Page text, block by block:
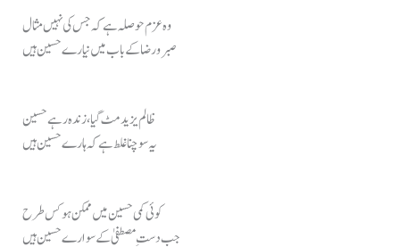
وہ عزم حوصلہ ہے کہ جس کی نہیں مثال
صبر و رضا کے باب میں نیارے حسین ہیں
ظالم یزید مٹ گیا، زندہ رہے حسین
یہ سوچنا غلط ہے کہ ہارے حسین ہیں
کوئی کمی حسین میں ممکن ہو کس طرح
جب دستِ مصطفیٰ کے سوارے حسین ہیں